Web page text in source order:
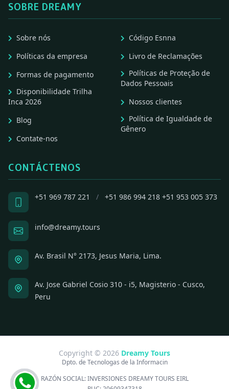
SOBRE DREAMY
Sobre nós
Políticas da empresa
Formas de pagamento
Disponibilidade Trilha
Inca 2026
Blog
Contate-nos
Código Esnna
Livro de Reclamações
Políticas de Proteção de
Dados Pessoais
Nossos clientes
Política de Igualdade de
Gênero
CONTÁCTENOS
+51 969 787 221 / +51 986 994 218 +51 953 005 373
info@dreamy.tours
Av. Brasil N° 2173, Jesus Maria, Lima.
Av. Jose Gabriel Cosio 310 - i5, Magisterio - Cusco,
Peru
Copyright © 2026 Dreamy Tours
Dpto. de Tecnologas de la Informacin
RAZÓN SOCIAL:INVERSIONES DREAMY TOURS EIRL